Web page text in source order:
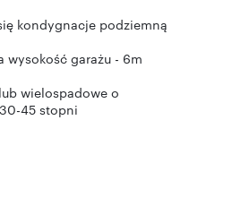
kondygnacje podziemną
wysokość garażu - 6m
wielospadowe o
45 stopni